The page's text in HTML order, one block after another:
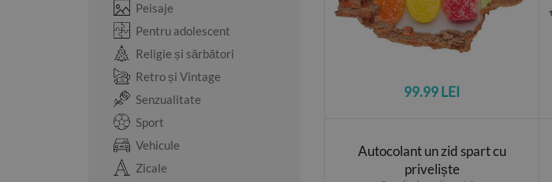
Peisaje
Pentru adolescent
Religie și sărbători
Retro și Vintage
Senzualitate
Sport
Vehicule
Zicale
99.99 LEI
Autocolant un zid spart cu
priveliște